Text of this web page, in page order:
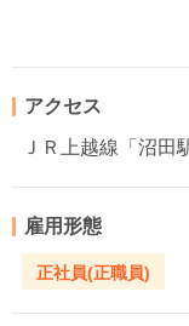
アクセス
ＪＲ上越線「沼田
雇用形態
正社員(正職員)